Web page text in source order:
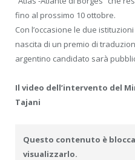
fino al prossimo 10 ottobre.
Con l’occasione le due
nascita di un premio di
argentino candidato sarà
Il video dell’intervento del
Tajani
Questo contenuto è
visualizzarlo.